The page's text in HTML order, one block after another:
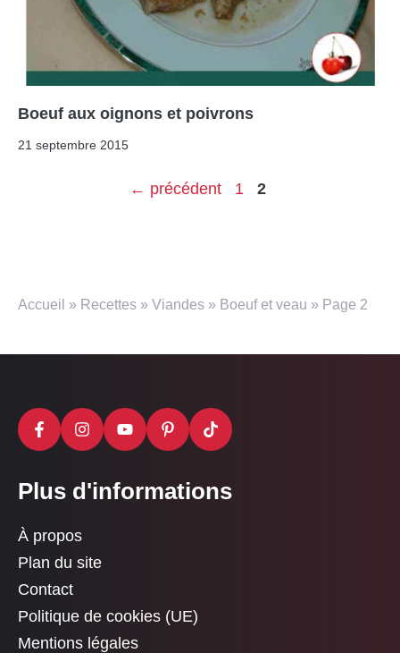
Boeuf aux oignons et poivrons
21 septembre 2015
← précédent Page
1 Page
2
Accueil » Recettes » Viandes » Boeuf et veau » Page 2
Plus d'informations
À propos
Plan du site
Contact
Politique de cookies (UE)
Mentions légales